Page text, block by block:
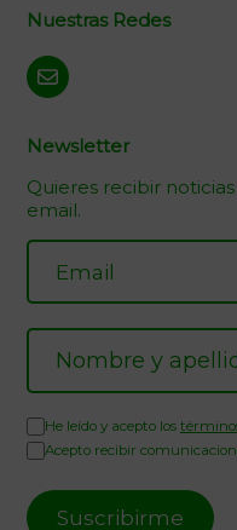
Nuestras Redes
Newsletter
Quieres recibir
email.
He leído y acepto los
Acepto recibir